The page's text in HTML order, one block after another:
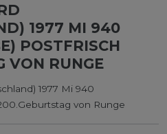
1977 MI 940
POSTFRISCH
VON RUNGE
1977 Mi 940
von Runge